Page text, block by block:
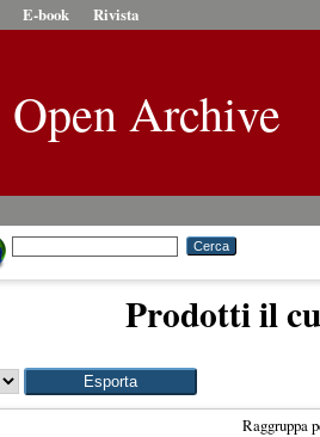
E-book Rivista
Open Archive
Prodotti il
Raggruppa